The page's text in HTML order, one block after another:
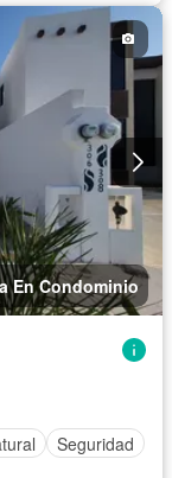
En Condominio
Seguridad